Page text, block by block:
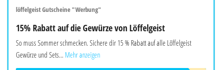
löffelgeist Gutscheine "Werbung"
15% Rabatt auf die Gewürze von Löffelgeist
So muss Sommer schmecken. Sichere dir 15 % Rabatt auf alle Löffelgeist
Gewürze und Sets... Mehr anzeigen